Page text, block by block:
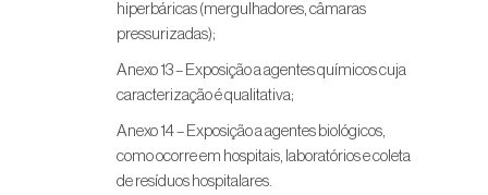
hiperbáricas (mergulhadores, câmaras
pressurizadas);
Anexo 13 – Exposição a agentes químicos cuja
caracterização é qualitativa;
Anexo 14 – Exposição a agentes biológicos,
como ocorre em hospitais, laboratórios e coleta
de resíduos hospitalares.